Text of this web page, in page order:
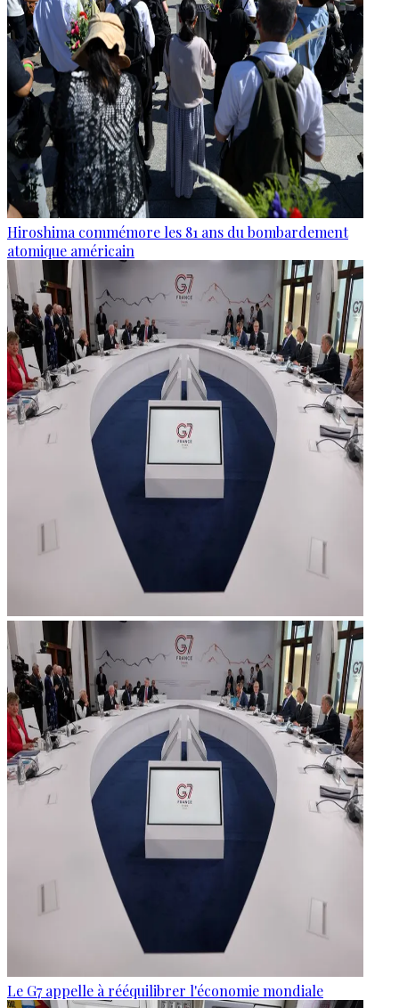
Hiroshima commémore les 81 ans du bombardement
atomique américain
Le G7 appelle à rééquilibrer l'économie mondiale